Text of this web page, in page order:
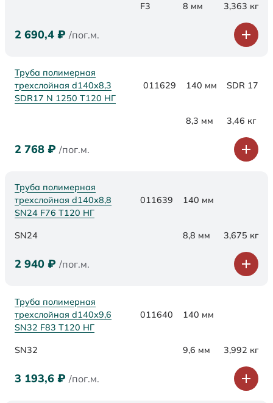
F3 8 мм 3,363 кг
2 690,4 ₽ /пог.м.
Труба полимерная
трехслойная d140x8,3
SDR17 N 1250 Т120 НГ
011629 140 мм SDR 17
8,3 мм 3,46 кг
2 768 ₽ /пог.м.
Труба полимерная
трехслойная d140х8,8
SN24 F76 Т120 НГ
011639 140 мм
SN24 8,8 мм 3,675 кг
2 940 ₽ /пог.м.
Труба полимерная
трехслойная d140х9,6
SN32 F83 Т120 НГ
011640 140 мм
SN32 9,6 мм 3,992 кг
3 193,6 ₽ /пог.м.